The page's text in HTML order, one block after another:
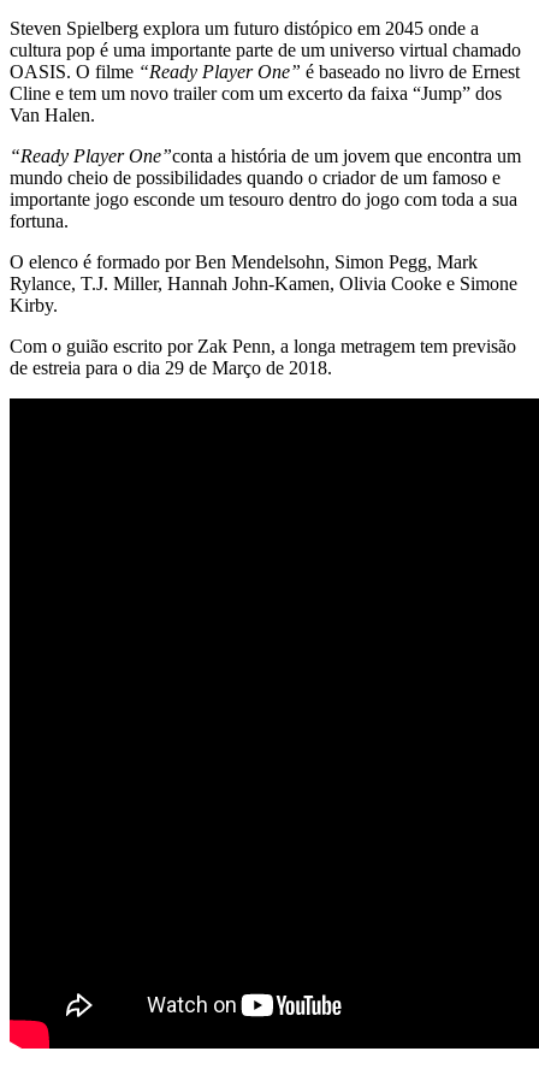
Steven Spielberg explora um futuro distópico em 2045 onde a
cultura pop é uma importante parte de um universo virtual chamado
OASIS. O filme “Ready Player One” é baseado no livro de Ernest
Cline e tem um novo trailer com um excerto da faixa “Jump” dos
Van Halen.
“Ready Player One”conta a história de um jovem que encontra um
mundo cheio de possibilidades quando o criador de um famoso e
importante jogo esconde um tesouro dentro do jogo com toda a sua
fortuna.
O elenco é formado por Ben Mendelsohn, Simon Pegg, Mark
Rylance, T.J. Miller, Hannah John-Kamen, Olivia Cooke e Simone
Kirby.
Com o guião escrito por Zak Penn, a longa metragem tem previsão
de estreia para o dia 29 de Março de 2018.